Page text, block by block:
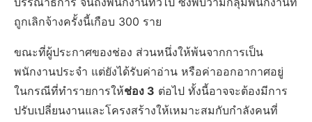
ถูกเลิกจ้างครั้งนี้เกือบ 300 ราย
ขณะที่ผู้ประกาศของช่อง ส่วนหนึ่งให้พ้นจากการเป็น
พนักงานประจำ แต่ยังได้รับค่าอ่าน หรือค่าออกอากาศอยู่
ในกรณีที่ทำรายการให้ช่อง 3 ต่อไป ทั้งนี้อาจจะต้องมีการ
ปรับเปลี่ยนงานและโครงสร้างให้เหมาะสมกับกำลังคนที่